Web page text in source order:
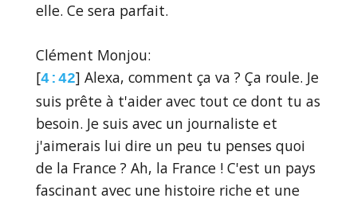
elle. Ce sera parfait.
Clément Monjou:
[4:42] Alexa, comment ça va ? Ça roule. Je
suis prête à t'aider avec tout ce dont tu as
besoin. Je suis avec un journaliste et
j'aimerais lui dire un peu tu penses quoi
de la France ? Ah, la France ! C'est un pays
fascinant avec une histoire riche et une